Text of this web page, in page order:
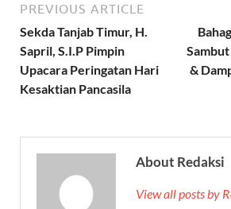
PREVIOUS ARTICLE
Sekda Tanjab Timur, H.
Sapril, S.I.P Pimpin
Upacara Peringatan Hari
Kesaktian Pancasila
&
About Redaksi
View all posts by